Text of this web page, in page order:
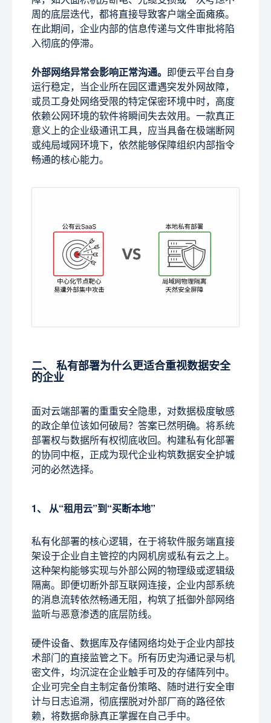
周的底层迭代，都将直接导致客户端全面瘫痪。
在此期间，企业内部的信息传递与文件审批将陷
入彻底的停滞。
外部网络异常会影响正常沟通。 即便云平台自身
运行稳定，当企业所在园区遭遇突发外网故障，
或员工身处网络受限的特定保密环境中时，高度
依赖公网环境的软件将瞬间失去效用。一款真正
意义上的企业级通讯工具，应当具备在极端断网
或纯局域网环境下，依然能够保障组织内部指令
畅通的核心能力。
二、 私有部署为什么更适合重视数据安全
的企业
面对云端部署的重重安全隐患，对数据极度敏感
的政企单位该如何破局？答案已然明确。将系统
部署权与数据所有权彻底收回。构建私有化部署
的协同中枢，正成为现代企业构筑数据安全护城
河的必然选择。
1、 从“租用云”到“买断本地”
私有化部署的核心逻辑，在于将软件服务端直接
架设于企业自主管控的内网机房或私有云之上。
这种架构能够实现与外部公网的物理级或逻辑级
隔离。即便切断外部互联网连接，企业内部系统
的消息流转依然畅通无阻，构筑了抵御外部网络
监听与恶意渗透的底层防线。
硬件设备、数据库及存储网络均处于企业内部技
术部门的直接监管之下。所有历史沟通记录与机
密文件，均沉淀在企业触手可及的存储阵列中。
企业可完全自主制定备份策略、随时进行安全审
计与日志追溯，彻底摆脱对外部厂商的路径依
赖，将数据命脉真正掌握在自己手中。